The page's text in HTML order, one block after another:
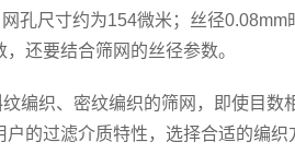
孔尺寸约为154微米；丝径
还要结合筛网的丝径参数。
织、密纹编织的筛网，即使目数
的过滤介质特性，选择合适的编